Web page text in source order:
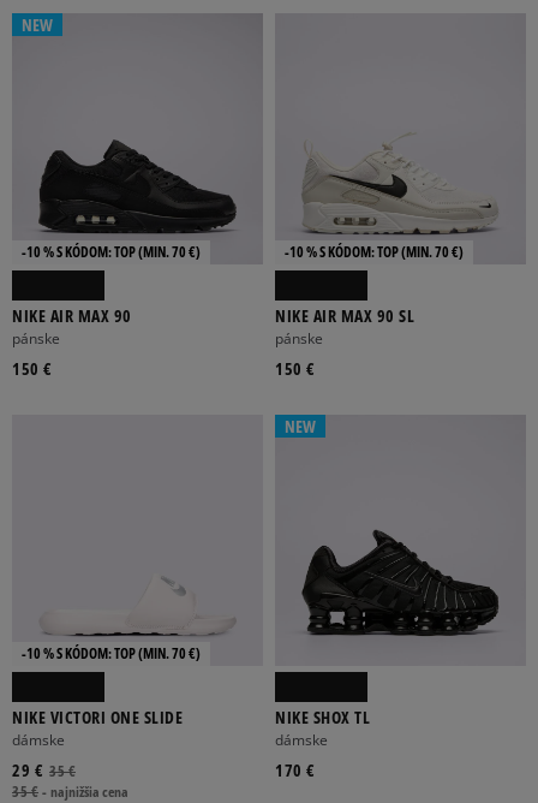
NEW
-10 % S KÓDOM: TOP (MIN. 70 €)
NIKE AIR MAX 90
pánske
150 €
-10 % S KÓDOM: TOP (MIN. 70 €)
NIKE AIR MAX 90 SL
pánske
150 €
-10 % S KÓDOM: TOP (MIN. 70 €)
NIKE VICTORI ONE SLIDE
dámske
35 €
29 €
35 €-najnižšia cena
NEW
NIKE SHOX TL
dámske
170 €